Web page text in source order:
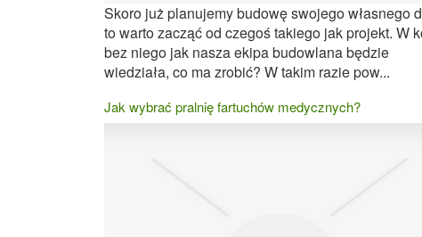
Skoro już planujemy budowę swojego własnego
to warto zacząć od czegoś takiego jak projekt. W
bez niego jak nasza ekipa budowlana będzie
wiedziała, co ma zrobić? W takim razie pow...
Jak wybrać pralnię fartuchów medycznych?